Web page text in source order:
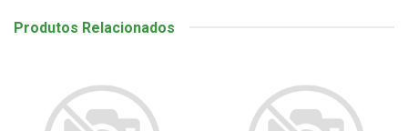
Produtos Relacionados